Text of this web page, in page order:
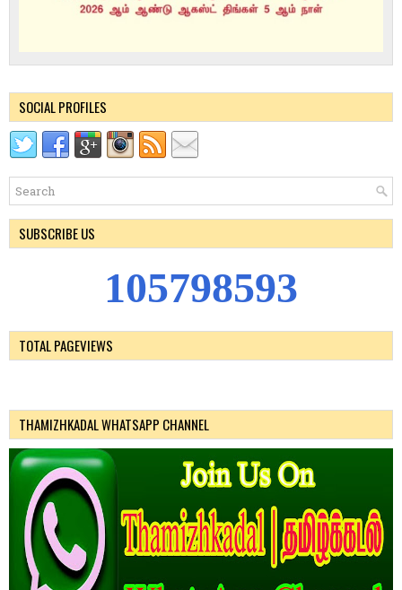
SOCIAL PROFILES
SUBSCRIBE US
105798593
TOTAL PAGEVIEWS
THAMIZHKADAL WHATSAPP CHANNEL